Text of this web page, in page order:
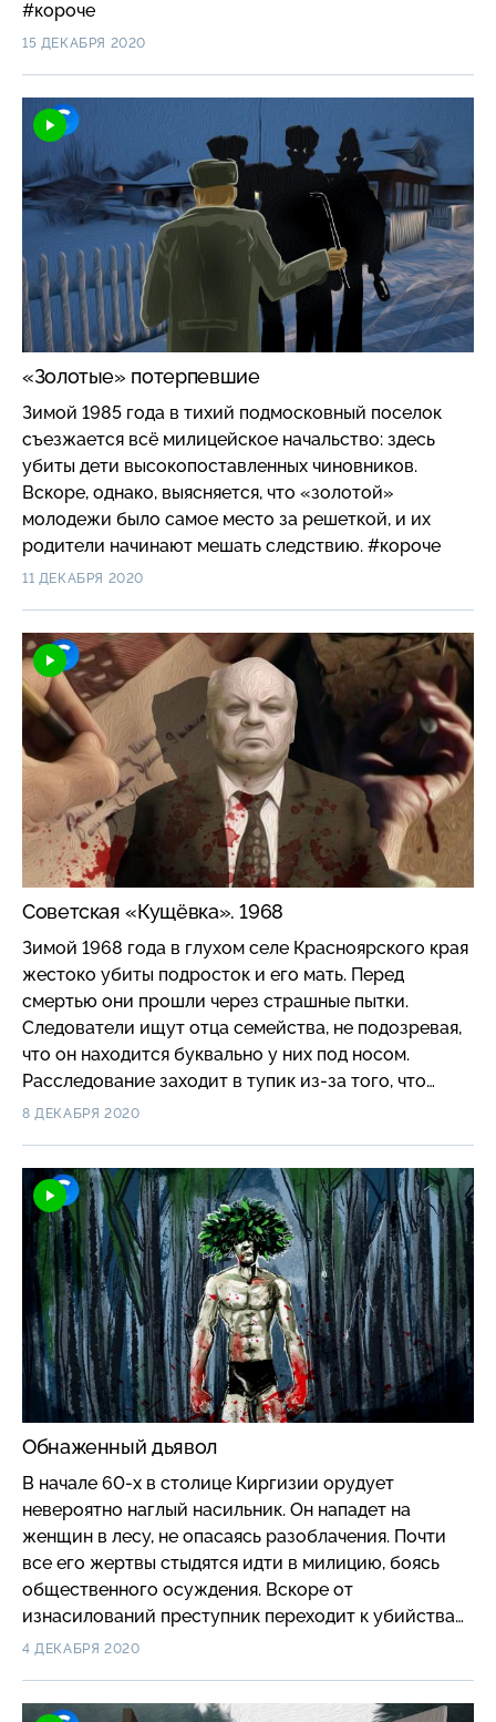
#короче
15 ДЕКАБРЯ 2020
«Золотые» потерпевшие
Зимой 1985 года в тихий подмосковный поселок
съезжается всё милицейское начальство: здесь
убиты дети высокопоставленных чиновников.
Вскоре, однако, выясняется, что «золотой»
молодежи было самое место за решеткой, и их
родители начинают мешать следствию. #короче
11 ДЕКАБРЯ 2020
Советская «Кущёвка». 1968
Зимой 1968 года в глухом селе Красноярского края
жестоко убиты подросток и его мать. Перед
смертью они прошли через страшные пытки.
Следователи ищут отца семейства, не подозревая,
что он находится буквально у них под носом.
Расследование заходит в тупик из-за того, что
милиция не рискует связываться с местной
8 ДЕКАБРЯ 2020
Обнаженный дьявол
В начале 60-х в столице Киргизии орудует
невероятно наглый насильник. Он нападет на
женщин в лесу, не опасаясь разоблачения. Почти
все его жертвы стыдятся идти в милицию, боясь
общественного осуждения. Вскоре от
изнасилований преступник переходит к убийствам.
#короче
4 ДЕКАБРЯ 2020